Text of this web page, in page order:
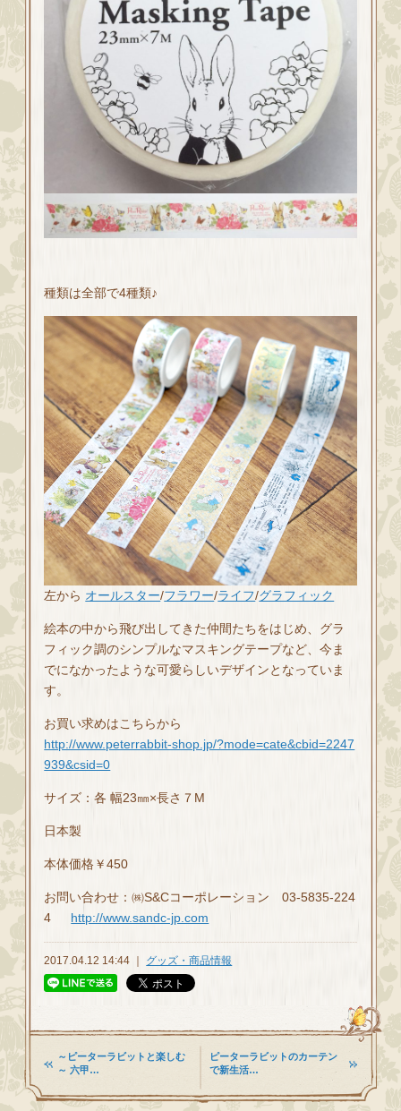
種類は全部で4種類♪
左から オールスター/フラワー/ライフ/グラフィック
絵本の中から飛び出してきた仲間たちをはじめ、グラ
フィック調のシンプルなマスキングテープなど、今ま
でになかったような可愛らしいデザインとなっていま
す。
お買い求めはこちらから
http://www.peterrabbit-shop.jp/?mode=cate&cbid=2247
939&csid=0
サイズ：各 幅23㎜×長さ７M
日本製
本体価格￥450
お問い合わせ：㈱S&Cコーポレーション 03-5835-224
4 http://www.sandc-jp.com
2017.04.12 14:44 ｜ グッズ・商品情報
～ピーターラビットと楽しむ
～ 六甲…
ピーターラビットのカーテン
で新生活…